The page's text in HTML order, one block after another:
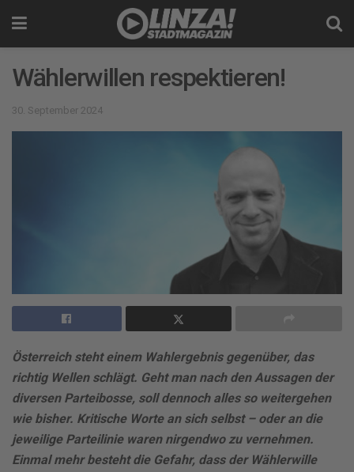
Wählerwillen respektieren!
30. September 2024
Österreich steht einem Wahlergebnis gegenüber, das
richtig Wellen schlägt. Geht man nach den Aussagen der
diversen Parteibosse, soll dennoch alles so weitergehen
wie bisher. Kritische Worte an sich selbst – oder an die
jeweilige Parteilinie waren nirgendwo zu vernehmen.
Einmal mehr besteht die Gefahr, dass der Wählerwille